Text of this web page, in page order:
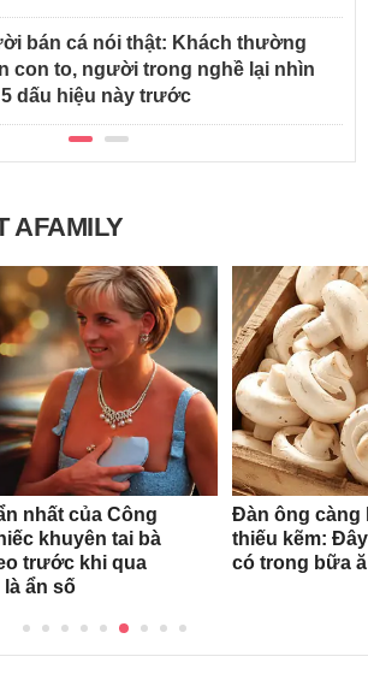
bán cá nói thật: Khách thường
con to, người trong nghề lại nhìn
dấu hiệu này trước
AFAMILY
nhất của Công
khuyên tai bà
trước khi qua
ẩn số
Đàn ông càng
thiếu kẽm:
có trong bữa